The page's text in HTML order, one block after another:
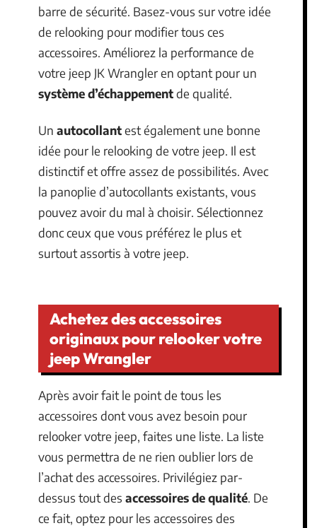
barre de sécurité. Basez-vous sur votre idée
de relooking pour modifier tous ces
accessoires. Améliorez la performance de
votre jeep JK Wrangler en optant pour un
système d’échappementde qualité.
Un autocollantest également une bonne
idée pour le relooking de votre jeep. Il est
distinctif et offre assez de possibilités. Avec
la panoplie d’autocollants existants, vous
pouvez avoir du mal à choisir. Sélectionnez
donc ceux que vous préférez le plus et
surtout assortis à votre jeep.
Achetez des accessoires
originaux pour relooker votre
jeep Wrangler
Après avoir fait le point de tous les
accessoires dont vous avez besoin pour
relooker votre jeep, faites une liste. La liste
vous permettra de ne rien oublier lors de
l’achat des accessoires. Privilégiez par-
dessus tout des accessoires de qualité. De
ce fait, optez pour les accessoires des